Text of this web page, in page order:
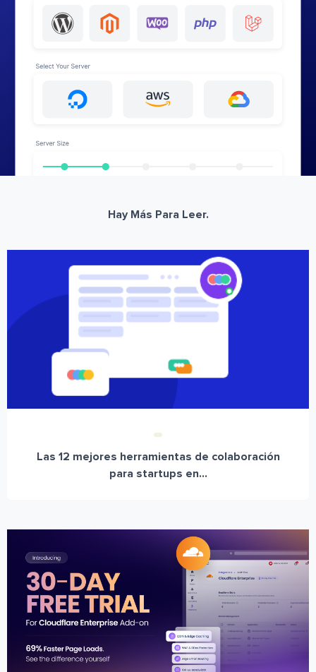
Hay Más Para Leer.
Las 12 mejores herramientas de colaboración
para startups en...